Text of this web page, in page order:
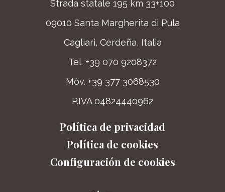
Strada statale 195 km 33+100
09010 Santa Margherita di Pula
Cagliari, Cerdeña, Italia
Tel. +39 070 9208372
Móv. +39 377 3068530
P.IVA 04824440962
Política de privacidad
Política de cookies
Configuración de cookies